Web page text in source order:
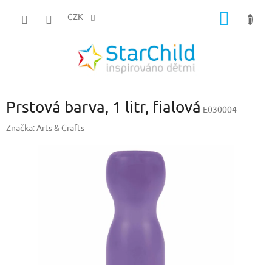
CZK
Prstová barva, 1 litr, fialová E030004
Značka:Arts & Crafts